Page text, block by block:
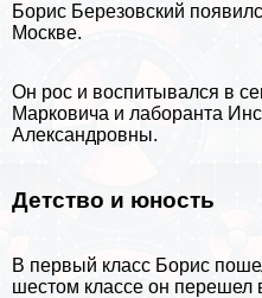
Борис Березовский
Москве.
Он рос и воспитывался в
Марковича и лаборанта
Александровны.
Детство и юность
В первый класс Борис
шестом классе он перешел